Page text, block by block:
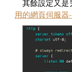
其餘設定又是
用的網頁伺服器-